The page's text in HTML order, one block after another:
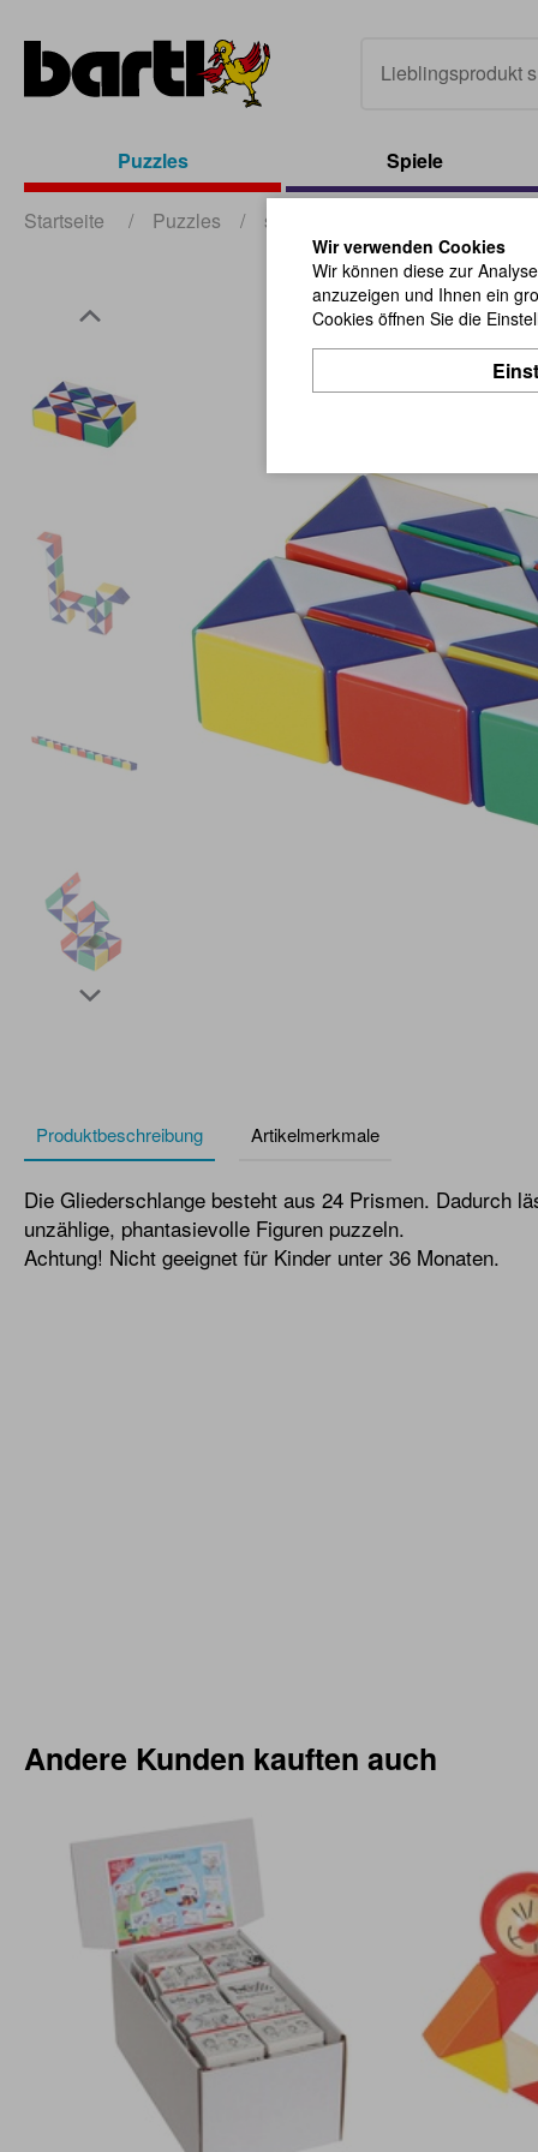
Puzzles Spiele
Startseite / Puzzles / sonstige Puzzles +
Produktbeschreibung Artikelmerkmale
Die Gliederschlange besteht aus 24 Prismen. Dadurch
unzählige, phantasievolle Figuren puzzeln.
Achtung! Nicht geeignet für Kinder unter 36 Monaten.
Andere Kunden kauften auch
Wir verwenden Cookies
Wir können diese zur
anzuzeigen und Ihnen ein
Cookies öffnen Sie die